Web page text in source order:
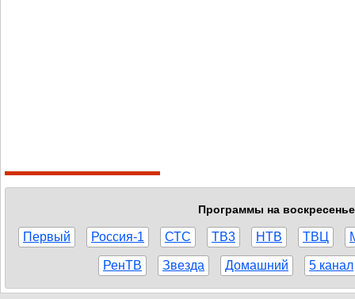
Программы на
Первый Россия-1 СТС ТВ3 НТВ ТВЦ
РенТВ Звезда Домашний 5 канал